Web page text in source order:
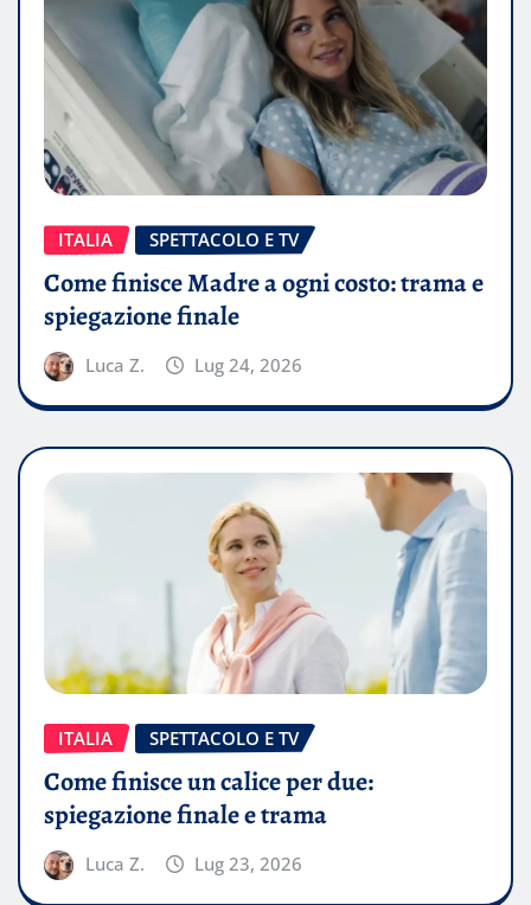
ITALIA SPETTACOLO E TV
Come finisce Madre a ogni costo: trama e
spiegazione finale
Luca Z. Lug 24, 2026
ITALIA SPETTACOLO E TV
Come finisce un calice per due:
spiegazione finale e trama
Luca Z. Lug 23, 2026